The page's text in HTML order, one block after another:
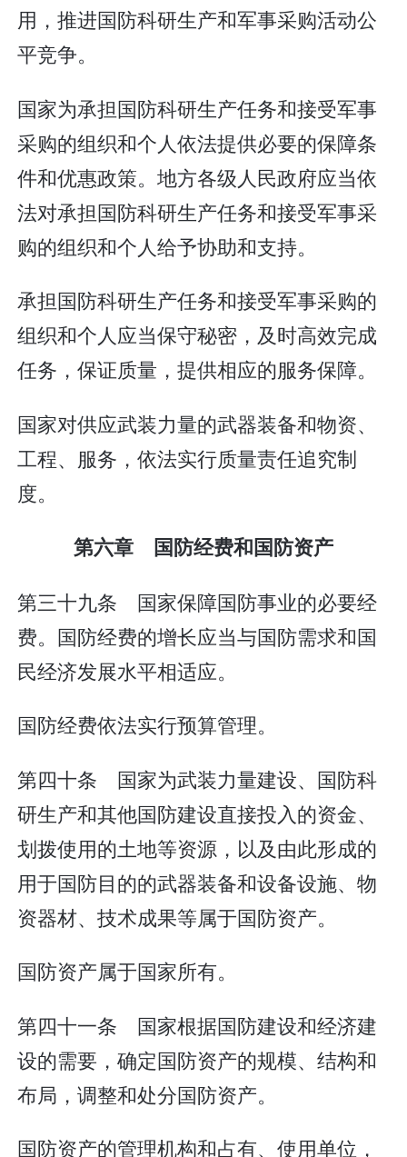
用，推进国防科研生产和军事采购活动公
平竞争。
国家为承担国防科研生产任务和接受军事
采购的组织和个人依法提供必要的保障条
件和优惠政策。地方各级人民政府应当依
法对承担国防科研生产任务和接受军事采
购的组织和个人给予协助和支持。
承担国防科研生产任务和接受军事采购的
组织和个人应当保守秘密，及时高效完成
任务，保证质量，提供相应的服务保障。
国家对供应武装力量的武器装备和物资、
工程、服务，依法实行质量责任追究制
度。
第六章 国防经费和国防资产
第三十九条 国家保障国防事业的必要经
费。国防经费的增长应当与国防需求和国
民经济发展水平相适应。
国防经费依法实行预算管理。
第四十条 国家为武装力量建设、国防科
研生产和其他国防建设直接投入的资金、
划拨使用的土地等资源，以及由此形成的
用于国防目的的武器装备和设备设施、物
资器材、技术成果等属于国防资产。
国防资产属于国家所有。
第四十一条 国家根据国防建设和经济建
设的需要，确定国防资产的规模、结构和
布局，调整和处分国防资产。
国防资产的管理机构和占有、使用单位，